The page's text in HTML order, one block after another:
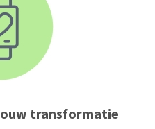
transformatie